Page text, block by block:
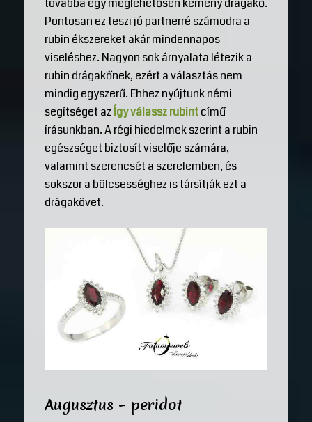
Pontosan ez teszi jó partnerré számodra a
rubin ékszereket akár mindennapos
viseléshez. Nagyon sok árnyalata létezik a
rubin drágakőnek, ezért a választás nem
mindig egyszerű. Ehhez nyújtunk némi
segítséget azÍgy válassz rubintcímű
írásunkban. A régi hiedelmek szerint a rubin
egészséget biztosít viselője számára,
valamint szerencsét a szerelemben, és
sokszor a bölcsességhez is társítják ezt a
drágakövet.
Augusztus – peridot